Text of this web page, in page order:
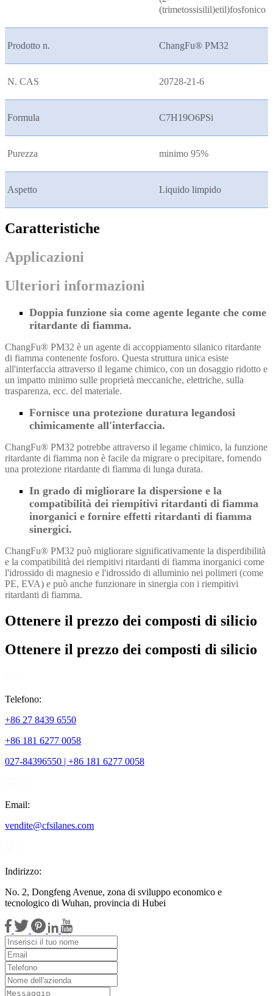
(trimetossisilil)etil)fosfonico
Prodotto n. ChangFu® PM32
N. CAS 20728-21-6
Formula C7H19O6PSi
Purezza minimo 95%
Aspetto Liquido limpido
Caratteristiche
Applicazioni
Ulteriori informazioni
Doppia funzione sia come agente legante che come
ritardante di fiamma.
ChangFu® PM32 è un agente di accoppiamento silanico ritardante
di fiamma contenente fosforo. Questa struttura unica esiste
all'interfaccia attraverso il legame chimico, con un dosaggio ridotto e
un impatto minimo sulle proprietà meccaniche, elettriche, sulla
trasparenza, ecc. del materiale.
Fornisce una protezione duratura legandosi
chimicamente all'interfaccia.
ChangFu® PM32 potrebbe attraverso il legame chimico, la funzione
ritardante di fiamma non è facile da migrare o precipitare, fornendo
una protezione ritardante di fiamma di lunga durata.
In grado di migliorare la dispersione e la
compatibilità dei riempitivi ritardanti di fiamma
inorganici e fornire effetti ritardanti di fiamma
sinergici.
ChangFu® PM32 può migliorare significativamente la disperdibilità
e la compatibilità dei riempitivi ritardanti di fiamma inorganici come
l'idrossido di magnesio e l'idrossido di alluminio nei polimeri (come
PE, EVA) e può anche funzionare in sinergia con i riempitivi
ritardanti di fiamma.
Ottenere il prezzo dei composti di silicio
Ottenere il prezzo dei composti di silicio
Telefono:
+86 27 8439 6550
+86 181 6277 0058
027-84396550 | +86 181 6277 0058
Email:
vendite@cfsilanes.com
Indirizzo:
No. 2, Dongfeng Avenue, zona di sviluppo economico e
tecnologico di Wuhan, provincia di Hubei